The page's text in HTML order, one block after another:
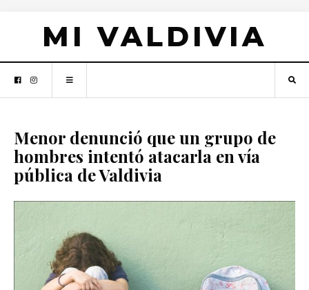
MI VALDIVIA
Menor denunció que un grupo de
hombres intentó atacarla en vía
pública de Valdivia